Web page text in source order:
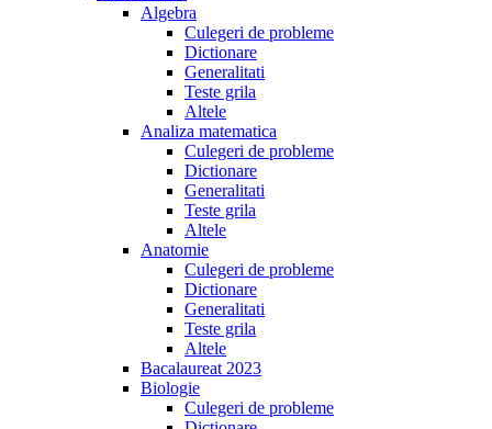
Algebra
Culegeri de probleme
Dictionare
Generalitati
Teste grila
Altele
Analiza matematica
Culegeri de probleme
Dictionare
Generalitati
Teste grila
Altele
Anatomie
Culegeri de probleme
Dictionare
Generalitati
Teste grila
Altele
Bacalaureat 2023
Biologie
Culegeri de probleme